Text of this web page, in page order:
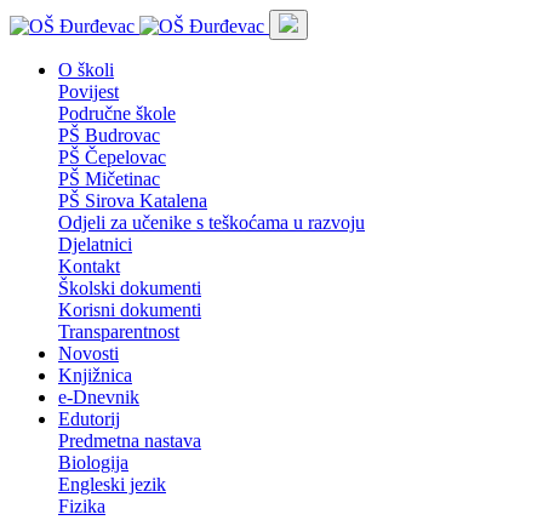
O školi
Povijest
Područne škole
PŠ Budrovac
PŠ Čepelovac
PŠ Mičetinac
PŠ Sirova Katalena
Odjeli za učenike s teškoćama u razvoju
Djelatnici
Kontakt
Školski dokumenti
Korisni dokumenti
Transparentnost
Novosti
Knjižnica
e-Dnevnik
Edutorij
Predmetna nastava
Biologija
Engleski jezik
Fizika